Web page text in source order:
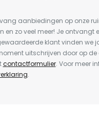
aanbiedingen op onze
zo veel meer! Je ontvangt
klant vinden we
uitschrijven door op
contactformulier. Voor meer
.